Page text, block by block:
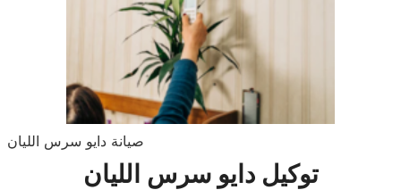
صيانة دايو سرس الليان
توكيل دايو سرس الليان